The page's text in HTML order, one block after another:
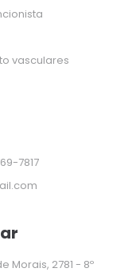
vasculares
7817
Morais, 2781 - 8º